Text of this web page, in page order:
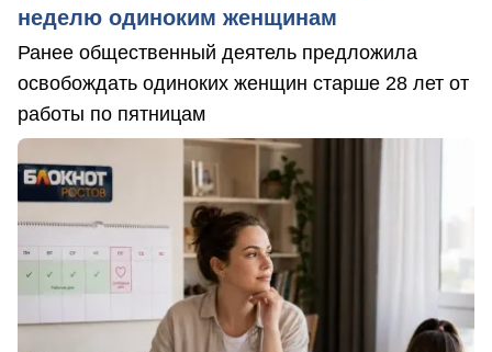
неделю одиноким женщинам
Ранее общественный деятель предложила
освобождать одиноких женщин старше 28 лет от
работы по пятницам